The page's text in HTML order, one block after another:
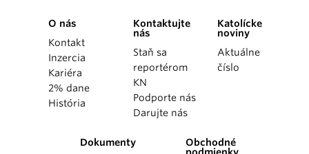
O nás
Kontakt
Inzercia
Kariéra
2% dane
História
Kontaktujte
nás
Staň sa
reportérom
KN
Podporte nás
Darujte nás
Katolícke
noviny
Aktuálne
číslo
Dokumenty
Obchodné